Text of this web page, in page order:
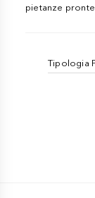
pietanze pronte
Tipologia